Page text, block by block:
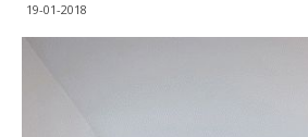
19-01-2018